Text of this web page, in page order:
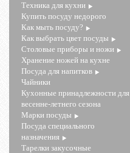
Техника для кухни
Купить посуду недорого
Как мыть посуду?
Как выбрать цвет посуды
Столовые приборы и ножи
Хранение ножей на кухне
Посуда для напитков
Чайники
Кухонные принадлежности для
весенне-летнего сезона
Марки посуды
Посуда специального
назначения
Тарелки закусочные